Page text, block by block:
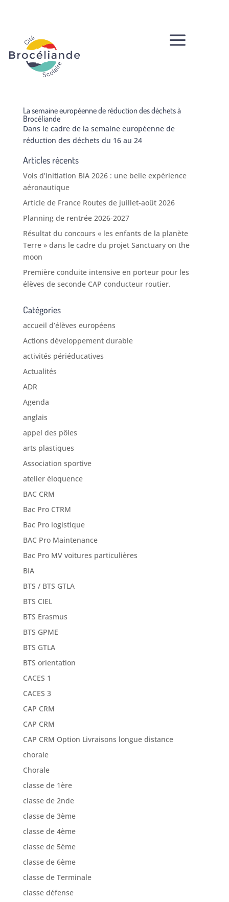
a
La semaine européenne de réduction des déchets à
Brocéliande
Dans le cadre de la semaine européenne de
réduction des déchets du 16 au 24
Articles récents
Vols d’initiation BIA 2026 : une belle expérience
aéronautique
Article de France Routes de juillet-août 2026
Planning de rentrée 2026-2027
Résultat du concours « les enfants de la planète
Terre » dans le cadre du projet Sanctuary on the
moon
Première conduite intensive en porteur pour les
élèves de seconde CAP conducteur routier.
Catégories
accueil d’élèves européens
Actions développement durable
activités périéducatives
Actualités
ADR
Agenda
anglais
appel des pôles
arts plastiques
Association sportive
atelier éloquence
BAC CRM
Bac Pro CTRM
Bac Pro logistique
BAC Pro Maintenance
Bac Pro MV voitures particulières
BIA
BTS / BTS GTLA
BTS CIEL
BTS Erasmus
BTS GPME
BTS GTLA
BTS orientation
CACES 1
CACES 3
CAP CRM
CAP CRM
CAP CRM Option Livraisons longue distance
chorale
Chorale
classe de 1ère
classe de 2nde
classe de 3ème
classe de 4ème
classe de 5ème
classe de 6ème
classe de Terminale
classe défense